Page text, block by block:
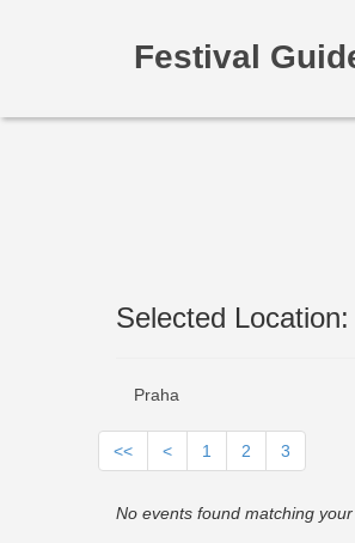
Festival
Selected
Praha
<< < 1 2 3
No events found matching